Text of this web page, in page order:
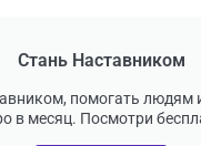
Стань Наставником
помогать людям
в месяц. Посмотри